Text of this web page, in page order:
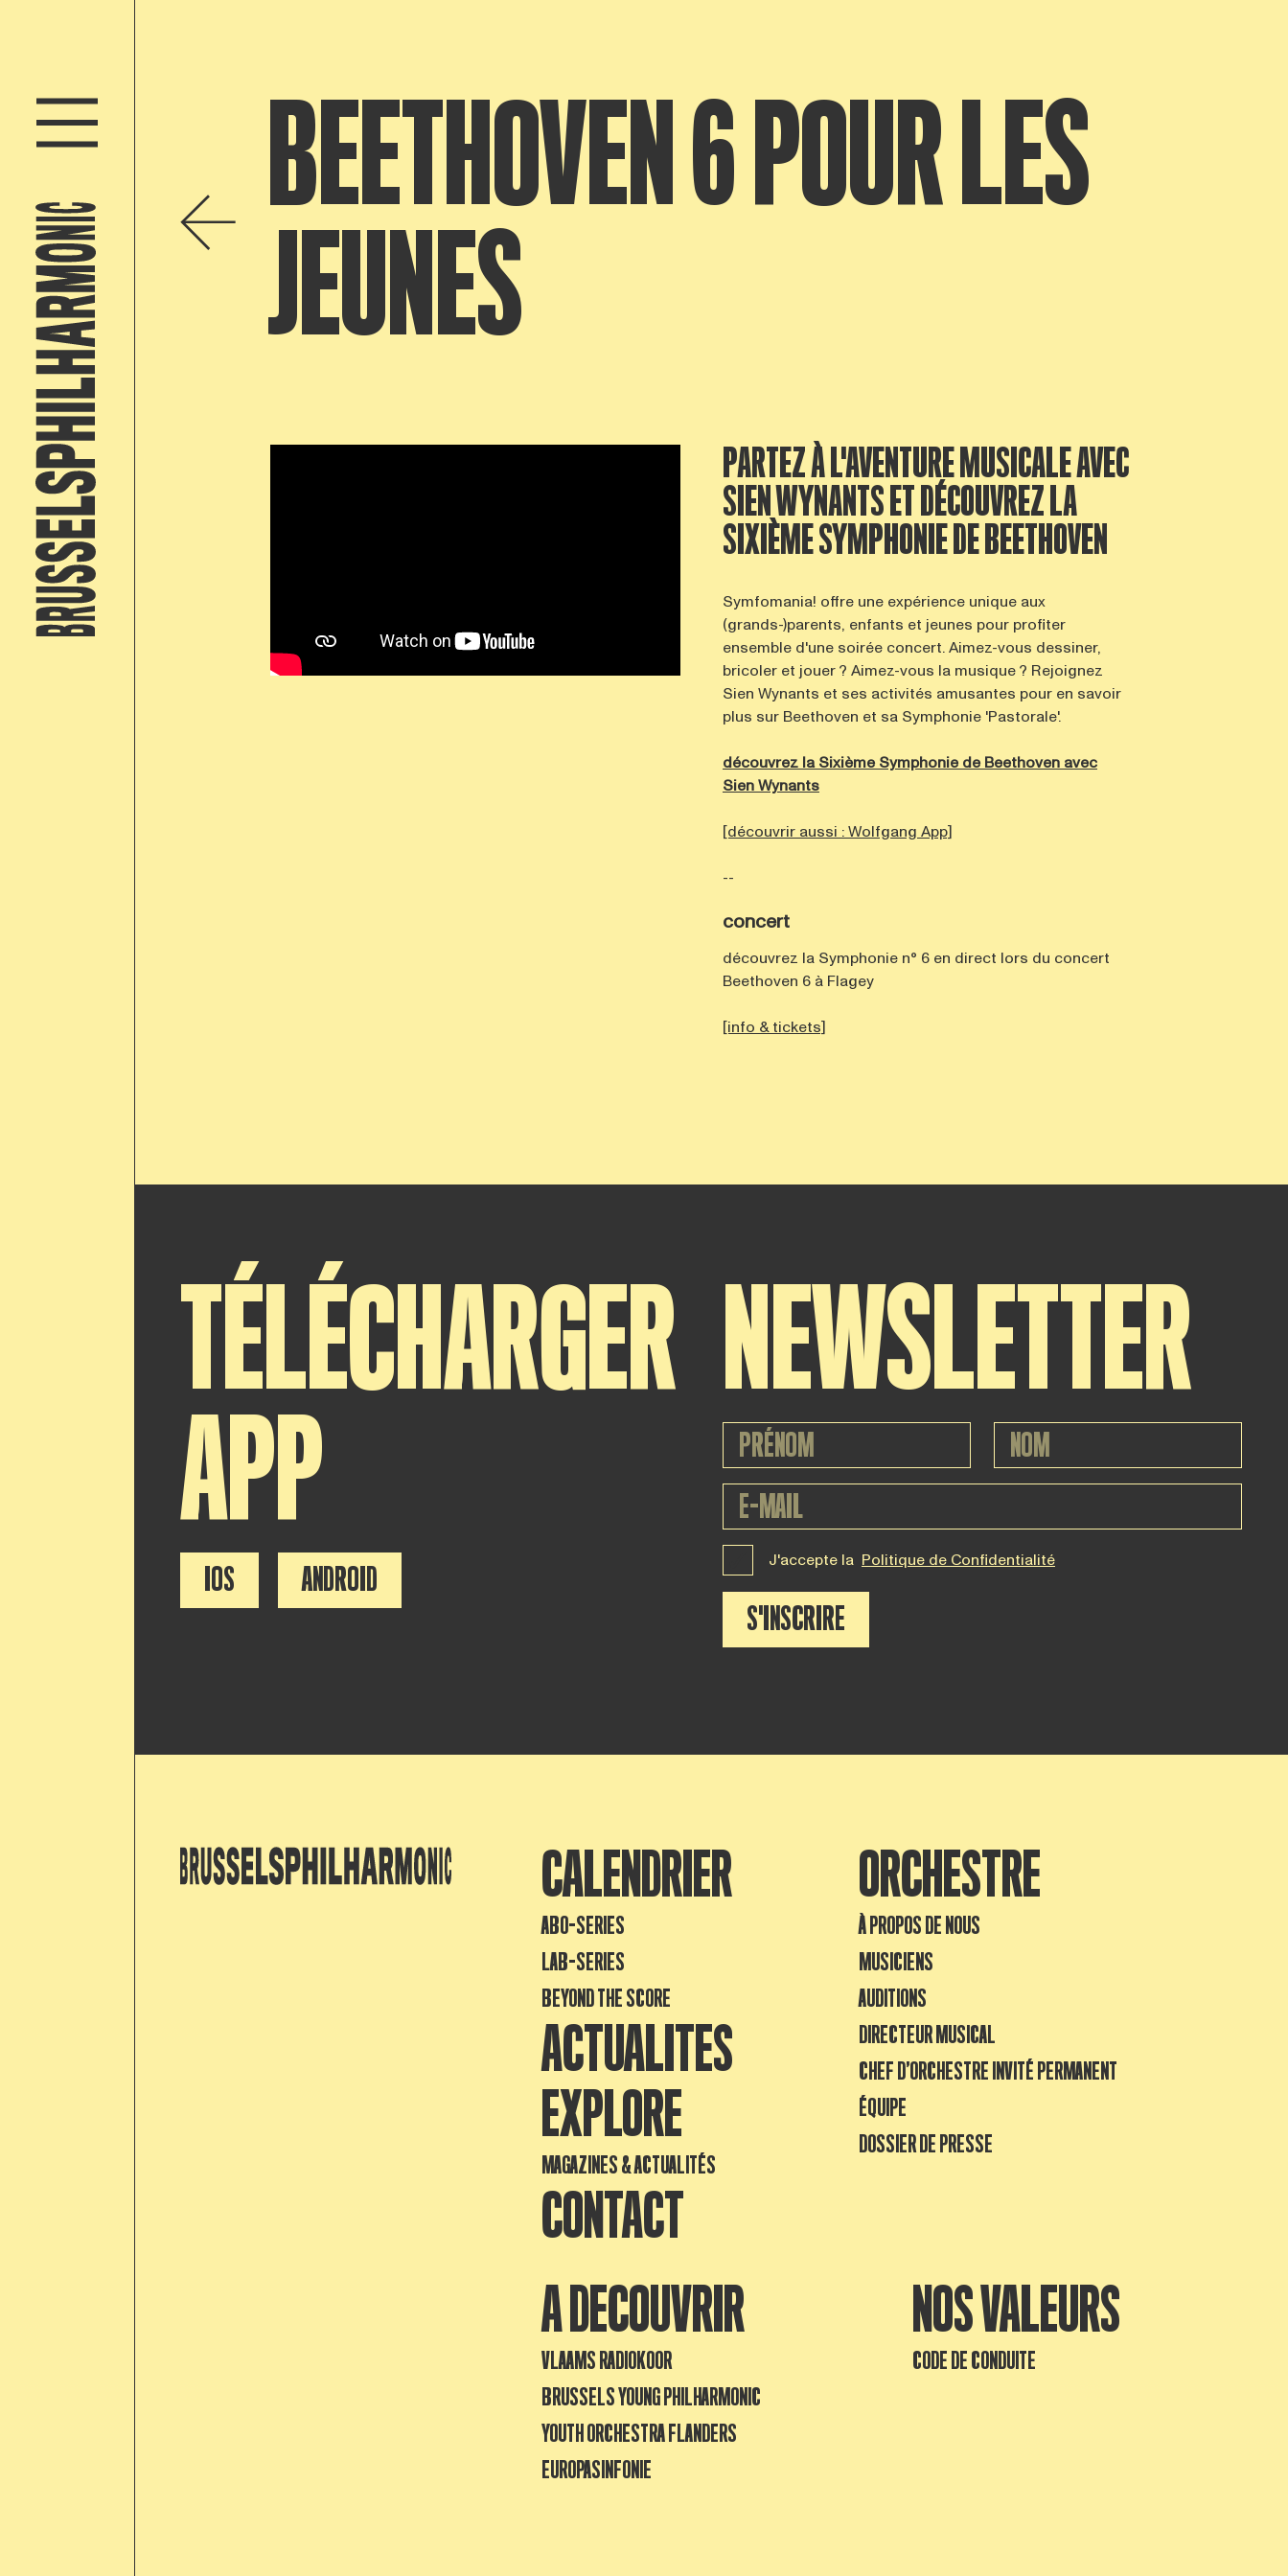
BEETHOVEN 6 POUR LES
JEUNES
PARTEZ À L'AVENTURE MUSICALE AVEC
SIEN WYNANTS ET DÉCOUVREZ LA
SIXIÈME SYMPHONIE DE BEETHOVEN
Symfomania! offre une expérience unique aux
(grands-)parents, enfants et jeunes pour profiter
ensemble d'une soirée concert. Aimez-vous dessiner,
bricoler et jouer ? Aimez-vous la musique ? Rejoignez
Sien Wynants et ses activités amusantes pour en savoir
plus sur Beethoven et sa Symphonie 'Pastorale'.
découvrez la Sixième Symphonie de Beethoven avec
Sien Wynants
[découvrir aussi : Wolfgang App]
--
concert
découvrez la Symphonie n° 6 en direct lors du concert
Beethoven 6 à Flagey
[info & tickets]
TÉLÉCHARGER
APP
IOS ANDROID
NEWSLETTER
J'accepte la Politique de Confidentialité
S'INSCRIRE
CALENDRIER
ABO-SERIES
LAB-SERIES
BEYOND THE SCORE
ACTUALITES
EXPLORE
MAGAZINES & ACTUALITÉS
CONTACT
ORCHESTRE
À PROPOS DE NOUS
MUSICIENS
AUDITIONS
DIRECTEUR MUSICAL
CHEF D’ORCHESTRE INVITÉ PERMANENT
ÉQUIPE
DOSSIER DE PRESSE
A DECOUVRIR
VLAAMS RADIOKOOR
BRUSSELS YOUNG PHILHARMONIC
YOUTH ORCHESTRA FLANDERS
EUROPASINFONIE
NOS VALEURS
CODE DE CONDUITE